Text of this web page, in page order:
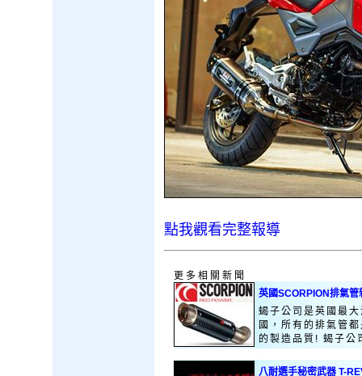
點我觀看完整報導
更多相關新聞
英國SCORPION排氣管
蝎子公司是英國最
國，所有的排氣管
的製造品質! 蝎子公
八耐選手秘密武器 T-